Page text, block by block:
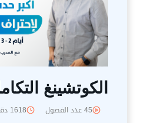
الكوتشينغ
45 عدد الفصول 1618 دقائق